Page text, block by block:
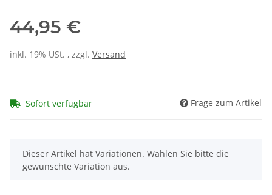
44,95 €
inkl. 19% USt. , zzgl. Versand
Sofort verfügbar Frage zum Artikel
x
Dieser Artikel hat Variationen. Wählen Sie bitte die
gewünschte Variation aus.